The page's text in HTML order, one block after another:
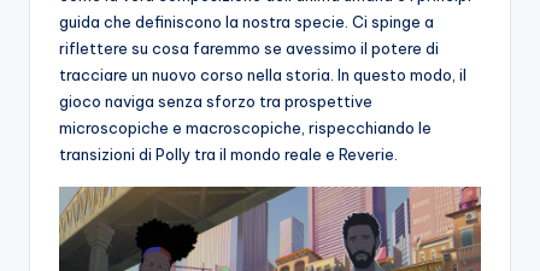
guida che definiscono la nostra specie. Ci spinge a
riflettere su cosa faremmo se avessimo il potere di
tracciare un nuovo corso nella storia. In questo modo, il
gioco naviga senza sforzo tra prospettive
microscopiche e macroscopiche, rispecchiando le
transizioni di Polly tra il mondo reale e Reverie.